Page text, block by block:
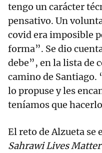
tengo un carácter
pensativo. Un
covid era imposible
forma”. Se dio
debe”, en la lista de
camino de Santiago.
lo propuse y les
teníamos que
El reto de Alzueta se
Sahrawi Lives Matter